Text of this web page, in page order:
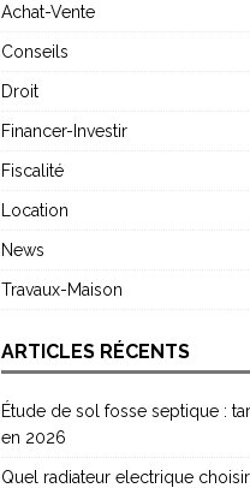
Achat-Vente
Conseils
Droit
Financer-Investir
Fiscalité
Location
News
Travaux-Maison
ARTICLES RÉCENTS
Étude de sol fosse septique :
en 2026
Quel radiateur electrique